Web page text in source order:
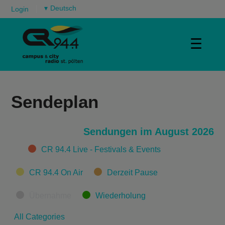
Login ▾
☰
Sendeplan
Sendungen im August 2026
CategoriesCR 94.4 Live - Festivals & Events
CR 94.4 On Air Derzeit Pause
Wiederholung
All Categories